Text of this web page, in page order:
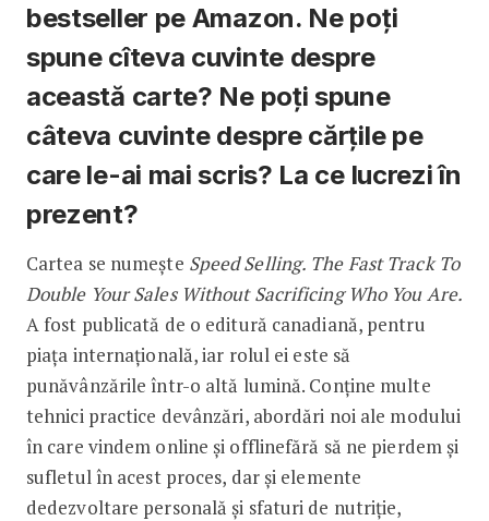
bestseller pe Amazon. Ne poți
spune cîteva cuvinte despre
această carte? Ne poți spune
câteva cuvinte despre cărțile pe
care le-ai mai scris? La ce lucrezi în
prezent?
Cartea se numește Speed Selling. The Fast Track To
Double Your Sales Without Sacrificing Who You Are.
A fost publicată de o editură canadiană, pentru
piața internațională, iar rolul ei este să
punăvânzările într-o altă lumină. Conține multe
tehnici practice devânzări, abordări noi ale modului
în care vindem online și offlinefără să ne pierdem și
sufletul în acest proces, dar și elemente
dedezvoltare personală și sfaturi de nutriție,